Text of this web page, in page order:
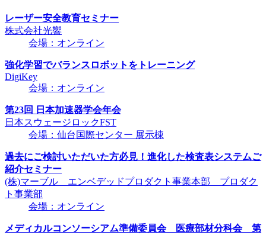
レーザー安全教育セミナー
株式会社光響
会場：オンライン
強化学習でバランスロボットをトレーニング
DigiKey
会場：オンライン
第23回 日本加速器学会年会
日本スウェージロックFST
会場：仙台国際センター 展示棟
過去にご検討いただいた方必見！進化した検査表システムご
紹介セミナー
(株)マーブル エンベデッドプロダクト事業本部 プロダク
ト事業部
会場：オンライン
メディカルコンソーシアム準備委員会 医療部材分科会 第